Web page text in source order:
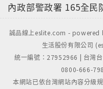
內政部警政署 165全民
誠品線上eslite.com - powered
生活股份有限公司
統一編號：27952966 | 台灣
0800-666-
本網站已依台灣網站內容分級